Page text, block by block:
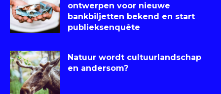
ontwerpen voor nieuwe
bankbiljetten bekend en start
publieksenquête
Natuur wordt cultuurlandschap
en andersom?